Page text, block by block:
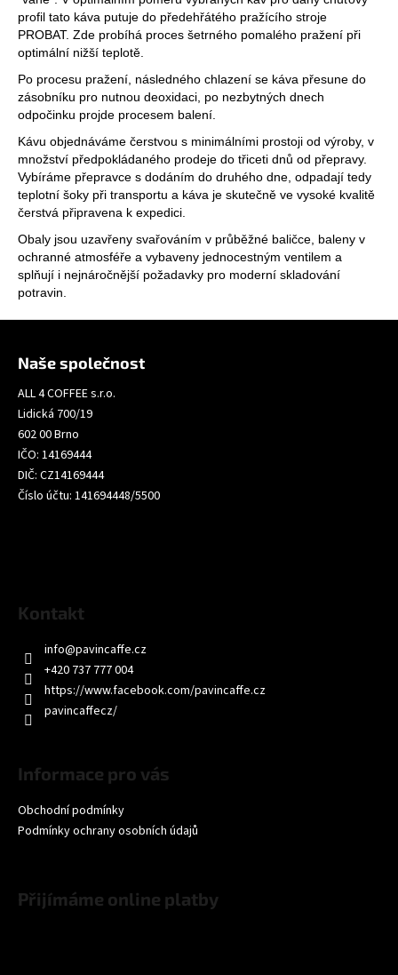
profil tato káva putuje do předehřátého pražícího stroje
PROBAT. Zde probíhá proces šetrného pomalého pražení při
optimální nižší teplotě.
Po procesu pražení, následného chlazení se káva přesune do
zásobníku pro nutnou deoxidaci, po nezbytných dnech
odpočinku projde procesem balení.
Kávu objednáváme čerstvou s minimálními prostoji od výroby, v
množství předpokládaného prodeje do třiceti dnů od přepravy.
Vybíráme přepravce s dodáním do druhého dne, odpadají tedy
teplotní šoky při transportu a káva je skutečně ve vysoké kvalitě
čerstvá připravena k expedici.
Obaly jsou uzavřeny svařováním v průběžné baličce, baleny v
ochranné atmosféře a vybaveny jednocestným ventilem a
splňují i nejnáročnější požadavky pro moderní skladování
potravin.
Naše společnost
ALL 4 COFFEE s.r.o.
Lidická 700/19
602 00 Brno
IČO: 14169444
DIČ: CZ14169444
Číslo účtu: 141694448/5500
Kontakt
info@pavincaffe.cz
+420 737 777 004
https://www.facebook.com/pavincaffe.cz
pavincaffecz/
Informace pro vás
Obchodní podmínky
Podmínky ochrany osobních údajů
Přijímáme online platby